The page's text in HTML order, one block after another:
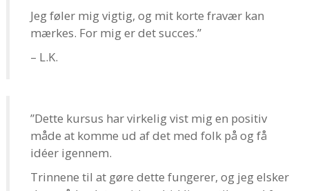
Jeg føler mig vigtig, og mit korte fravær kan
mærkes. For mig er det succes.”
– L.K.
”Dette kursus har virkelig vist mig en positiv
måde at komme ud af det med folk på og få
idéer igennem.
Trinnene til at gøre dette fungerer, og jeg elsker